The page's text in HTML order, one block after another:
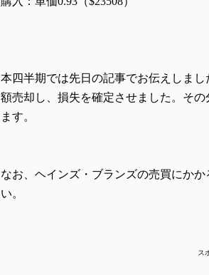
本四半期では先日の記事でお伝えしま
額売却し、損失を確定させました。そ
ます。
なお、ヘインズ・ブランズの売買にか
い。
ス